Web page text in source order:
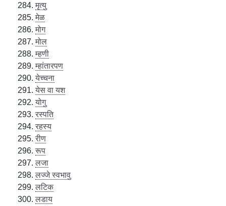
मृत्यु
मेळ
मोग
मोल
म्हणी
म्हांतारपण
येच्चना
येस वा यश
योगु
रस्पति
रहस्य
रीण
रूप
लजा
लज्जे स्वभावु
लटिक
लडाय